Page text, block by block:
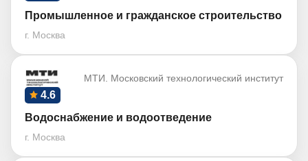
Промышленное и гражданское строительство
г. Москва
МТИ. Московский технологический институт
4.6
Водоснабжение и водоотведение
г. Москва